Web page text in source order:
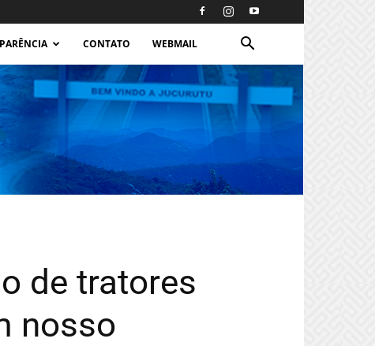
CONTATO WEBMAIL
de tratores
nosso